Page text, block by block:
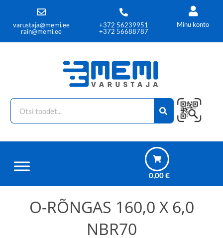
varustaja@memi.ee
rain@memi.ee
+372 56239951
+372 56688787
Minu konto
0,00€
O-RÕNGAS 160,0 X 6,0
NBR70